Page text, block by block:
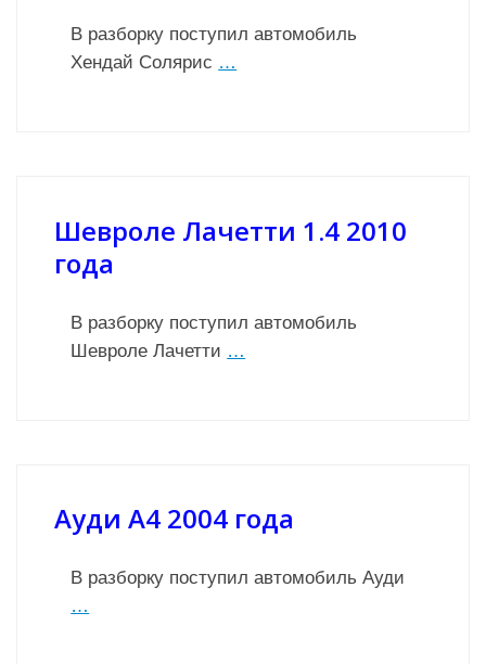
В разборку поступил автомобиль
Хендай Солярис …
Шевроле Лачетти 1.4 2010
года
В разборку поступил автомобиль
Шевроле Лачетти …
Ауди А4 2004 года
В разборку поступил автомобиль Ауди
…